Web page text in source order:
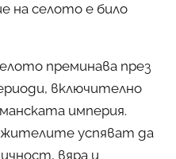
на селото е било
преминава през
включително
империя.
успяват да
вяра и